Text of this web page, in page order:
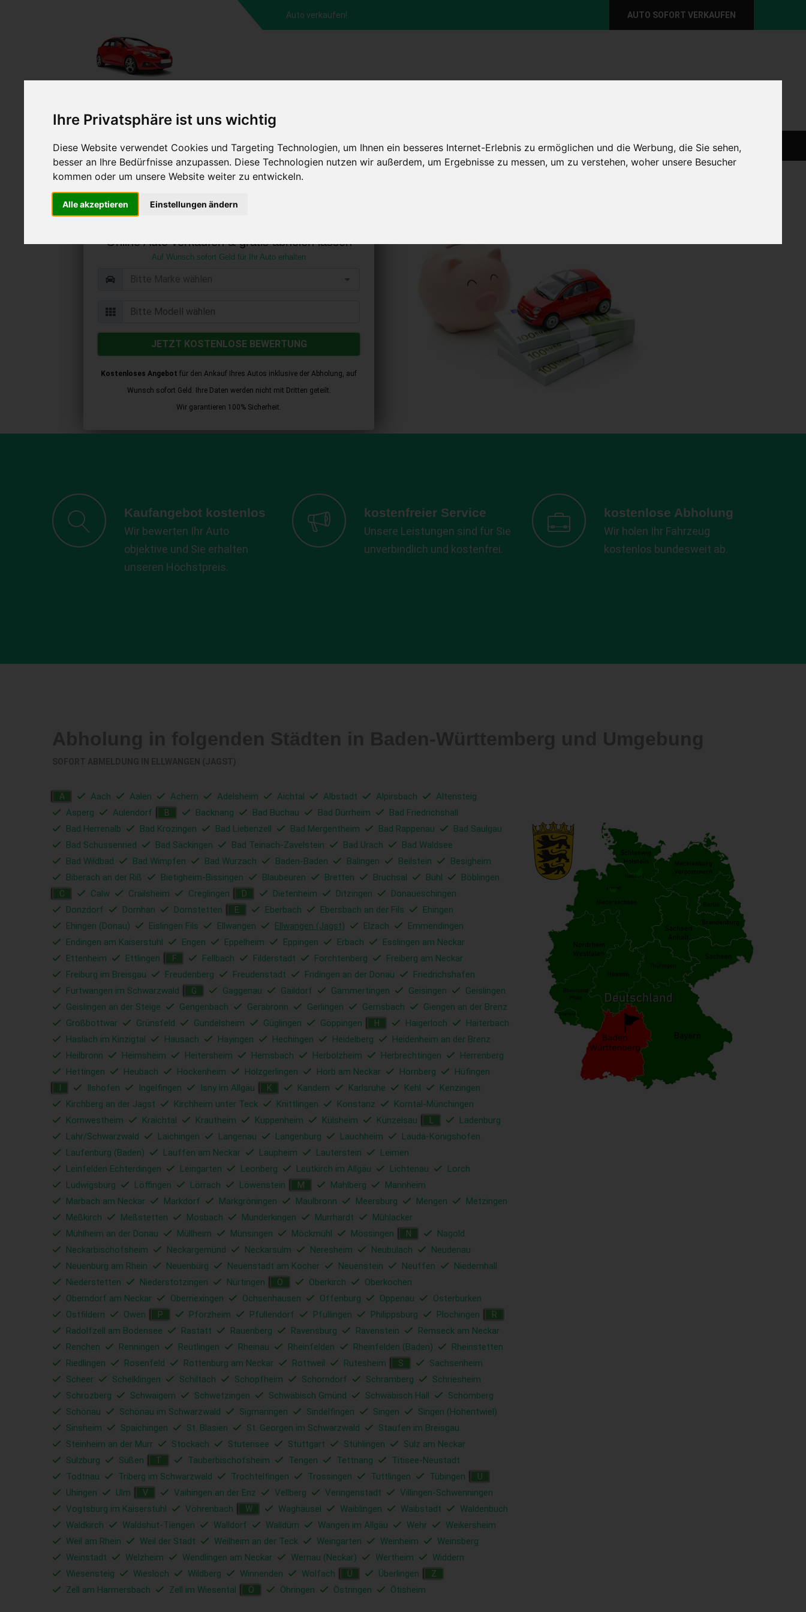
Ihre Privatsphäre ist uns wichtig
Diese Website verwendet Cookies und Targeting Technologien, um Ihnen ein besseres Internet-Erlebnis zu ermöglichen und die Werbung, die Sie sehen,
besser an Ihre Bedürfnisse anzupassen. Diese Technologien nutzen wir außerdem, um Ergebnisse zu messen, um zu verstehen, woher unsere Besucher
kommen oder um unsere Website weiter zu entwickeln.
Alle akzeptieren Einstellungen ändern
Auto verkaufen! AUTO SOFORT VERKAUFEN
HOME KONTAKT ABLAUF AUTO VERKAUFEN EUROPAWEIT AUTO VERKAUFEN
Auto verkaufen in Ellwangen (Jagst)
Online Auto verkaufen & gratis abholen lassen
Auf Wunsch sofort Geld für Ihr Auto erhalten
JETZT KOSTENLOSE BEWERTUNG
Kostenloses Angebot für den Ankauf Ihres Autos inklusive der Abholung, auf
Wunsch sofort Geld. Ihre Daten werden nicht mit Dritten geteilt.
Wir garantieren 100% Sicherheit.
Kaufangebot kostenlos
Wir bewerten Ihr Auto
objektive und Sie erhalten
unseren Höchstpreis.
kostenfreier Service
Unsere Leistungen sind für Sie
unverbindlich und kostenfrei.
kostenlose Abholung
Wir holen Ihr Fahrzeug
kostenlos bundesweit ab.
A Aach Aalen Achern Adelsheim Aichtal Albstadt Alpirsbach
Altensteig
Asperg
Aulendorf B Backnang Bad Buchau Bad Dürrheim
Bad Friedrichshall
Bad Herrenalb
Bad Krozingen Bad Liebenzell Bad Mergentheim Bad Rappenau
Bad Saulgau
Bad Schussenried
Bad Säckingen Bad Teinach-Zavelstein Bad Urach
Bad Waldsee
Bad Wildbad
Bad Wimpfen Bad Wurzach Baden-Baden Balingen Beilstein
Besigheim
Biberach an der Riß
Bietigheim-Bissingen Blaubeuren Bretten Bruchsal Bühl Böblingen
C Calw Crailsheim Creglingen D Dietenheim Ditzingen
Donaueschingen
Donzdorf
Dornhan Dornstetten E Eberbach Ebersbach an der Fils
Ehingen
Ehingen (Donau)
Eislingen Fils Ellwangen Ellwangen (Jagst) Elzach
Emmendingen
Endingen am Kaiserstuhl
Engen Eppelheim Eppingen Erbach
Esslingen am Neckar
Ettenheim
Ettlingen F Fellbach Filderstadt Forchtenberg
Freiberg am Neckar
Freiburg im Breisgau
Freudenberg Freudenstadt Fridingen an der Donau
Friedrichshafen
Furtwangen im Schwarzwald
G Gaggenau Gaildorf Gammertingen Geisingen
Geislingen
Geislingen an der Steige
Gengenbach Gerabronn Gerlingen Gernsbach
Giengen an der Brenz
Großbottwar
Grünsfeld Gundelsheim Güglingen Göppingen H Haigerloch
Haiterbach
Haslach im Kinzigtal
Hausach Hayingen Hechingen Heidelberg
Heidenheim an der Brenz
Heilbronn
Heimsheim Heitersheim Hemsbach Herbolzheim Herbrechtingen
Herrenberg
Hettingen
Heubach Hockenheim Holzgerlingen Horb am Neckar Hornberg Hüfingen
Ilshofen Ingelfingen Isny im Allgäu K Kandern Karlsruhe Kehl
Kenzingen
Kirchberg an der Jagst
Kirchheim unter Teck Knittlingen Konstanz
Korntal-Münchingen
Kornwestheim
Kraichtal Krautheim Kuppenheim Külsheim Künzelsau
Ladenburg
Lahr/Schwarzwald
Laichingen Langenau Langenburg Lauchheim
Lauda-Königshofen
Laufenburg (Baden)
Lauffen am Neckar Laupheim Lauterstein
Leimen
Leinfelden Echterdingen
Leingarten Leonberg Leutkirch im Allgäu Lichtenau
Lorch
Ludwigsburg
Löffingen Lörrach Löwenstein M Mahlberg
Mannheim
Marbach am Neckar
Markdorf Markgröningen Maulbronn Meersburg Mengen
Metzingen
Meßkirch
Meßstetten Mosbach Munderkingen Murrhardt
Mühlacker
Mühlheim an der Donau
Müllheim Münsingen Möckmühl Mössingen N
Nagold
Neckarbischofsheim
Neckargemünd Neckarsulm Neresheim Neubulach
Neudenau
Neuenburg am Rhein
Neuenbürg Neuenstadt am Kocher Neuenstein Neuffen
Niedernhall
Niederstetten
Niederstotzingen Nürtingen O Oberkirch
Oberkochen
Oberndorf am Neckar
Oberriexingen Ochsenhausen Offenburg Oppenau
Osterburken
Ostfildern
Owen P Pforzheim Pfullendorf Pfullingen Philippsburg Plochingen R
Radolfzell am Bodensee Rastatt Rauenberg Ravensburg Ravenstein
Remseck am Neckar
Renchen
Renningen Reutlingen Rheinau Rheinfelden Rheinfelden (Baden)
Rheinstetten
Riedlingen
Rosenfeld Rottenburg am Neckar Rottweil Rutesheim S
Sachsenheim
Scheer
Schelklingen Schiltach Schopfheim Schorndorf Schramberg
Schriesheim
Schrozberg
Schwaigern Schwetzingen Schwäbisch Gmünd Schwäbisch Hall
Schömberg
Schönau
Schönau im Schwarzwald Sigmaringen Sindelfingen Singen
Singen (Hohentwiel)
Sinsheim
Spaichingen St. Blasien St. Georgen im Schwarzwald
Staufen im Breisgau
Steinheim an der Murr
Stockach Stutensee Stuttgart Stühlingen
Sulz am Neckar
Sulzburg
Süßen T Tauberbischofsheim Tengen Tettnang
Titisee-Neustadt
Todtnau
Triberg im Schwarzwald Trochtelfingen Trossingen Tuttlingen Tübingen U
Uhingen Ulm V Vaihingen an der Enz Vellberg Veringenstadt
Villingen-Schwenningen
Vogtsburg im Kaiserstuhl
Vöhrenbach W Waghäusel Waiblingen Waibstadt
Waldenbuch
Waldkirch
Waldshut-Tiengen Walldorf Walldürn Wangen im Allgäu Wehr
Weikersheim
Weil am Rhein
Weil der Stadt Weilheim an der Teck Weingarten Weinheim
Weinsberg
Weinstadt
Welzheim Wendlingen am Neckar Wernau (Neckar) Wertheim
Widdern
Wiesensteig
Wiesloch Wildberg Winnenden Wolfach Ü Überlingen Z
Zell am Harmersbach Zell im Wiesental Ö Öhringen Östringen Ötisheim